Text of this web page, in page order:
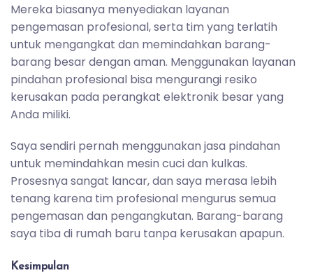
Mereka biasanya menyediakan layanan
pengemasan profesional, serta tim yang terlatih
untuk mengangkat dan memindahkan barang-
barang besar dengan aman. Menggunakan layanan
pindahan profesional bisa mengurangi resiko
kerusakan pada perangkat elektronik besar yang
Anda miliki.
Saya sendiri pernah menggunakan jasa pindahan
untuk memindahkan mesin cuci dan kulkas.
Prosesnya sangat lancar, dan saya merasa lebih
tenang karena tim profesional mengurus semua
pengemasan dan pengangkutan. Barang-barang
saya tiba di rumah baru tanpa kerusakan apapun.
Kesimpulan